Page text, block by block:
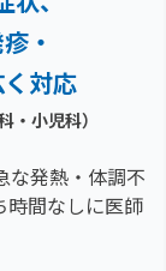
・
対応
・小児科）
な発熱・体調不
時間なしに医師